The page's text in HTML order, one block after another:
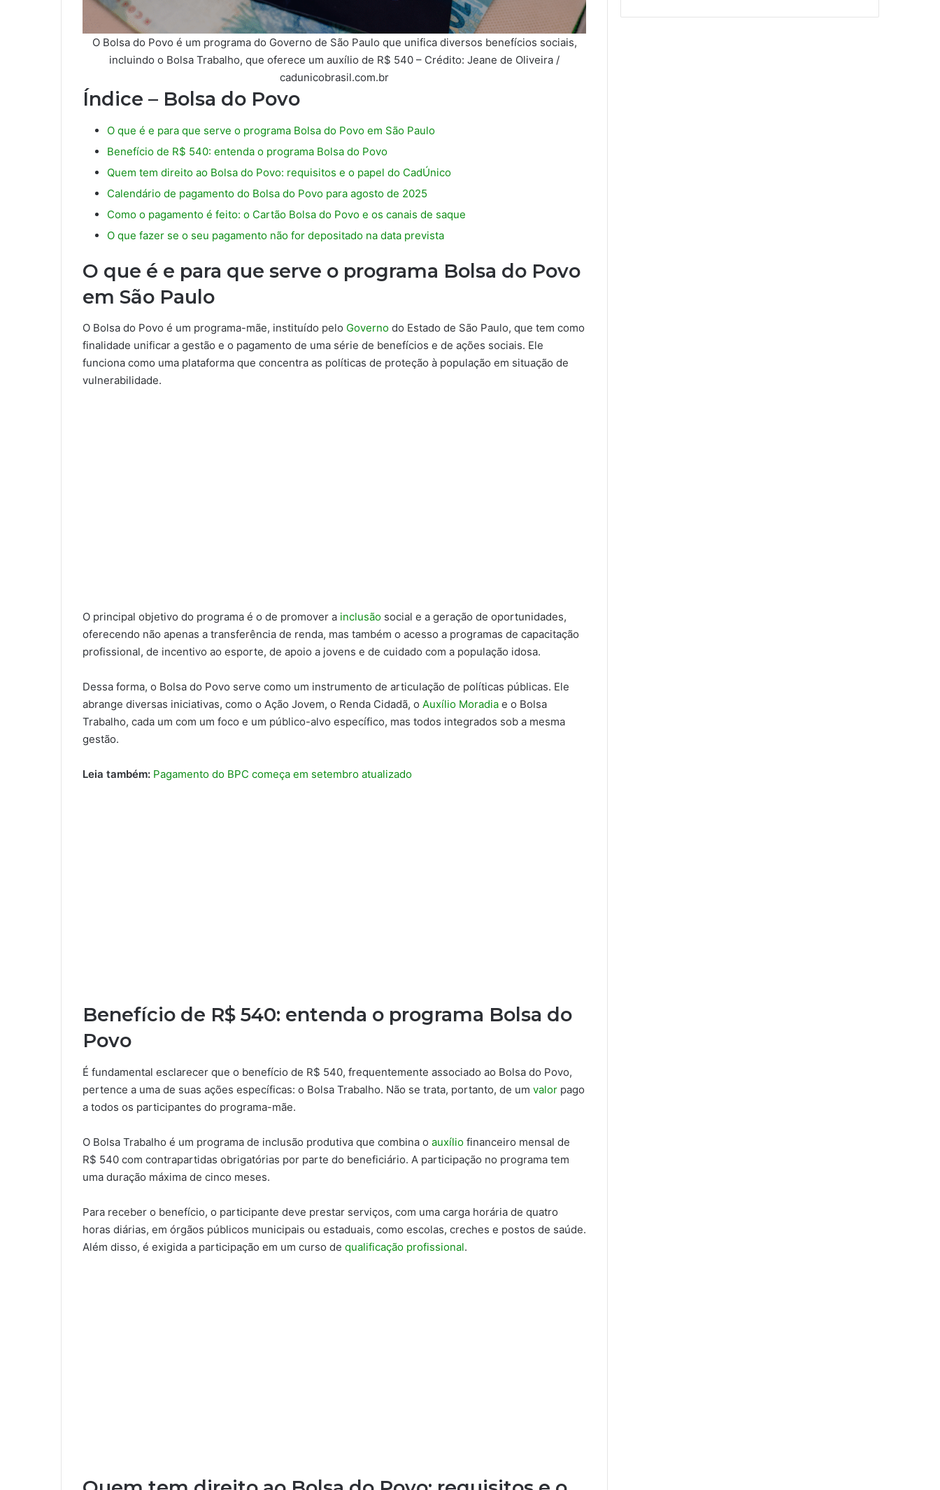
O Bolsa do Povo é um programa do Governo de São Paulo que unifica diversos benefícios sociais,
incluindo o Bolsa Trabalho, que oferece um auxílio de R$ 540 – Crédito: Jeane de Oliveira /
cadunicobrasil.com.br
Índice – Bolsa do Povo
O que é e para que serve o programa Bolsa do Povo em São Paulo
Benefício de R$ 540: entenda o programa Bolsa do Povo
Quem tem direito ao Bolsa do Povo: requisitos e o papel do CadÚnico
Calendário de pagamento do Bolsa do Povo para agosto de 2025
Como o pagamento é feito: o Cartão Bolsa do Povo e os canais de saque
O que fazer se o seu pagamento não for depositado na data prevista
O que é e para que serve o programa Bolsa do Povo
em São Paulo
O Bolsa do Povo é um programa-mãe, instituído pelo Governo do Estado de São Paulo, que tem como
finalidade unificar a gestão e o pagamento de uma série de benefícios e de ações sociais. Ele
funciona como uma plataforma que concentra as políticas de proteção à população em situação de
vulnerabilidade.
O principal objetivo do programa é o de promover a inclusão social e a geração de oportunidades,
oferecendo não apenas a transferência de renda, mas também o acesso a programas de capacitação
profissional, de incentivo ao esporte, de apoio a jovens e de cuidado com a população idosa.
Dessa forma, o Bolsa do Povo serve como um instrumento de articulação de políticas públicas. Ele
abrange diversas iniciativas, como o Ação Jovem, o Renda Cidadã, o Auxílio Moradia e o Bolsa
Trabalho, cada um com um foco e um público-alvo específico, mas todos integrados sob a mesma
gestão.
Leia também: Pagamento do BPC começa em setembro atualizado
Benefício de R$ 540: entenda o programa Bolsa do
Povo
É fundamental esclarecer que o benefício de R$ 540, frequentemente associado ao Bolsa do Povo,
pertence a uma de suas ações específicas: o Bolsa Trabalho. Não se trata, portanto, de um valor pago
a todos os participantes do programa-mãe.
O Bolsa Trabalho é um programa de inclusão produtiva que combina o auxílio financeiro mensal de
R$ 540 com contrapartidas obrigatórias por parte do beneficiário. A participação no programa tem
uma duração máxima de cinco meses.
Para receber o benefício, o participante deve prestar serviços, com uma carga horária de quatro
horas diárias, em órgãos públicos municipais ou estaduais, como escolas, creches e postos de saúde.
Além disso, é exigida a participação em um curso de qualificação profissional.